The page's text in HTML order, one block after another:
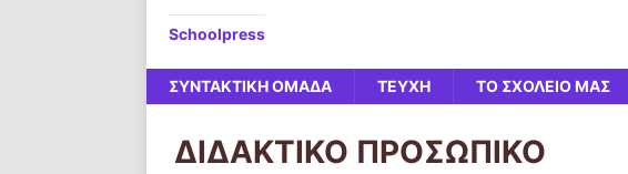
Schoolpress
ΣΥΝΤΑΚΤΙΚΗ ΟΜΑΔΑ ΤΕΥΧΗ ΤΟ ΣΧΟΛΕΙΟ ΜΑΣ
ΔΙΔΑΚΤΙΚΟ ΠΡΟΣΩΠΙΚΟ